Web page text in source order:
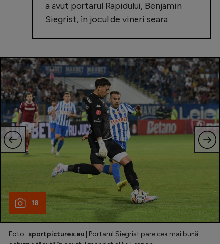
a avut portarul Rapidului, Benjamin
Siegrist, în jocul de vineri seara
18
Foto : sportpictures.eu | Portarul Siegrist pare cea mai bună